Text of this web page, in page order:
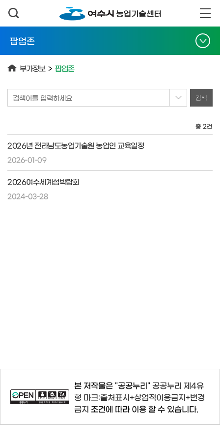
팝업존
부가정보 > 팝업존
검색어를 입력하세요
총 2건
2026년 전라남도농업기술원 농업인 교육일정
2026-01-09
2026여수세계섬박람회
2024-03-28
본 저작물은 "공공누리" 공공누리 제4유
형 마크:출처표시+상업적이용금지+변경
금지 조건에 따라 이용 할 수 있습니다.